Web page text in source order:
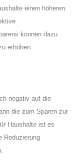
einen höheren
können dazu
erhöhen.
negativ auf die
die zum Sparen zur
Haushalte ist es
Reduzierung